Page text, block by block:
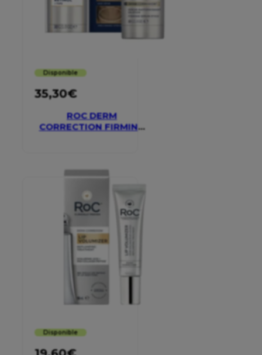
Disponible
35,30€
ROC DERM
CORRECTION FIRMING
Disponible